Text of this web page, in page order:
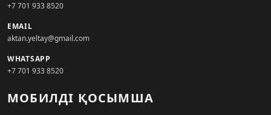
+7 701 933 8520
EMAIL
aktan.yeltay@gmail.com
WHATSAPP
+7 701 933 8520
МОБИЛДІ ҚОСЫМША